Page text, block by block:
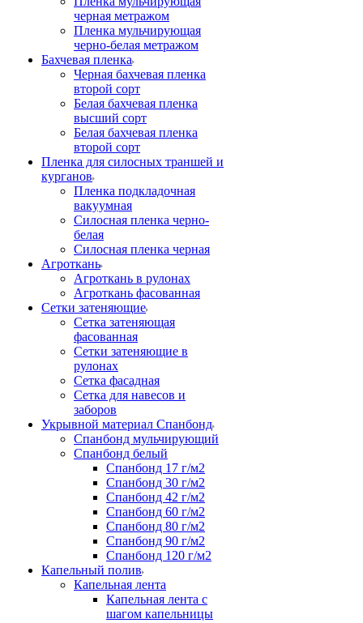
черная метражом
Пленка мульчирующая
черно-белая метражом
Бахчевая пленка
Черная бахчевая пленка
второй сорт
Белая бахчевая пленка
высший сорт
Белая бахчевая пленка
второй сорт
Пленка для силосных траншей и
курганов
Пленка подкладочная
вакуумная
Силосная пленка черно-
белая
Силосная пленка черная
Агроткань
Агроткань в рулонах
Агроткань фасованная
Сетки затеняющие
Сетка затеняющая
фасованная
Сетки затеняющие в
рулонах
Сетка фасадная
Сетка для навесов и
заборов
Укрывной материал Спанбонд
Спанбонд мульчирующий
Спанбонд белый
Спанбонд 17 г/м2
Спанбонд 30 г/м2
Спанбонд 42 г/м2
Спанбонд 60 г/м2
Спанбонд 80 г/м2
Спанбонд 90 г/м2
Спанбонд 120 г/м2
Капельный полив
Капельная лента
Капельная лента с
шагом капельницы